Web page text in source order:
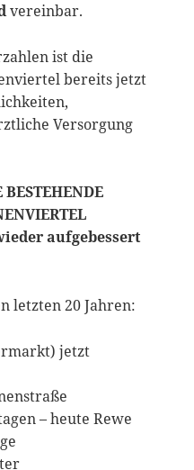
vereinbar.
ist die
bereits jetzt
Versorgung
aufgebessert
letzten 20 Jahren:
jetzt
– heute Rewe